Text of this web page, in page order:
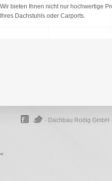
Wir bieten Ihnen nicht nur hochwertige
Ihres Dachstuhls oder Carports.
· Dachbau Rodig
<